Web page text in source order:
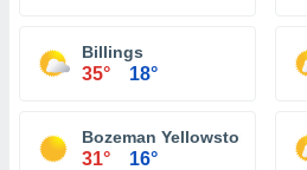
Billings
35° 18°
Bozeman Yellowstone
31° 16°